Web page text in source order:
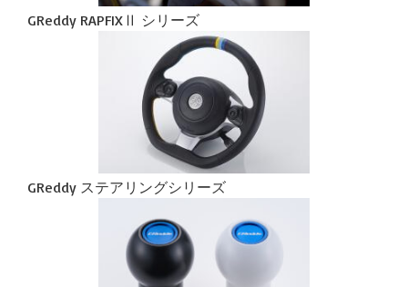
GReddy RAPFIXⅡ シリーズ
GReddy ステアリングシリーズ